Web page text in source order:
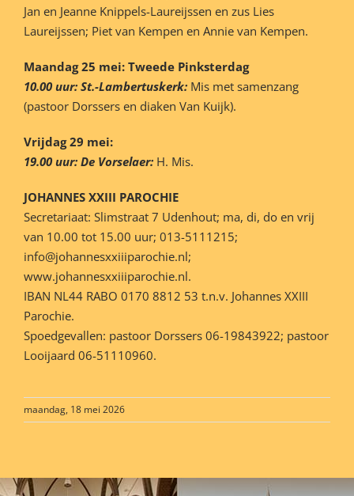
Jan en Jeanne Knippels-Laureijssen en zus Lies
Laureijssen; Piet van Kempen en Annie van Kempen.
Maandag 25 mei: Tweede Pinksterdag
10.00 uur: St.-Lambertuskerk: Mis met samenzang
(pastoor Dorssers en diaken Van Kuijk).
Vrijdag 29 mei:
19.00 uur: De Vorselaer: H. Mis.
JOHANNES XXIII PAROCHIE
Secretariaat: Slimstraat 7 Udenhout; ma, di, do en vrij
van 10.00 tot 15.00 uur; 013-5111215;
info@johannesxxiiiparochie.nl;
www.johannesxxiiiparochie.nl.
IBAN NL44 RABO 0170 8812 53 t.n.v. Johannes XXIII
Parochie.
Spoedgevallen: pastoor Dorssers 06-19843922; pastoor
Looijaard 06-51110960.
maandag, 18 mei 2026